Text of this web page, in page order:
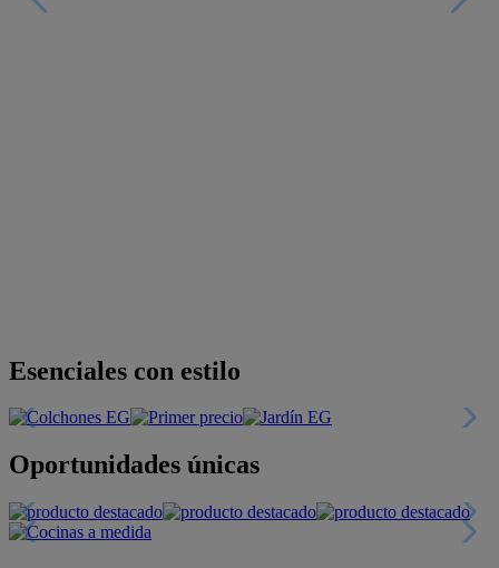
Esenciales con estilo
Oportunidades únicas